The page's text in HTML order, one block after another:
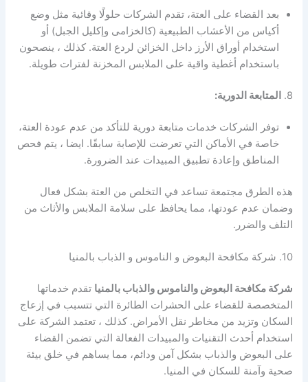
بعد القضاء على العتة، تقدم الشركات حلولًا وقائية مثل وضع
أكياس من الأعشاب الطبيعية (كالخزامى وإكليل الجبل) أو
استخدام أوراق الأرز داخل الخزائن لردع العتة. كذلك ، ينصحون
باستخدام أغطية واقية على الملابس المخزنة لفترات طويلة.
8. المتابعة الدورية:
توفر الشركات خدمات متابعة دورية للتأكد من عدم عودة العتة،
خاصة في الأماكن التي تعرضت للإصابة سابقًا. ايضا ، يتم فحص
المناطق وإعادة تطبيق المبيدات عند الضرورة.
هذه الطرق مجتمعة تساعد في التخلص من العتة بشكل فعال
وضمان عدم عودتها، مما يحافظ على سلامة الملابس والأثاث من
التلف والضرر.
10. شركة مكافحة البعوض و الناموس و الذباب بالمنيا
شركة مكافحة البعوض والناموس والذباب بالمنيا تقدم خدماتها
المتخصصة للقضاء على الحشرات الطائرة التي تتسبب في إزعاج
السكان وتزيد من مخاطر نقل الأمراض. كذلك ، تعتمد الشركة على
استخدام أحدث التقنيات والمبيدات الفعالة التي تضمن القضاء
على البعوض والذباب بشكل آمن ودائم، مما يساهم في خلق بيئة
صحية وآمنة للسكان في المنيا.